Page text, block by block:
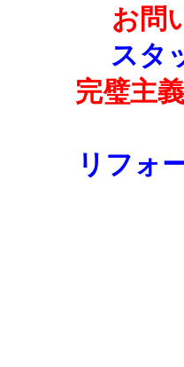
お問
スタ
完璧主
リフォ